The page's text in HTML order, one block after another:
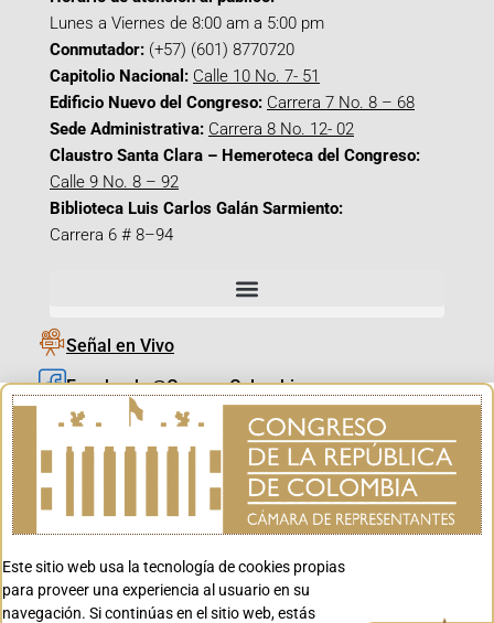
Lunes a Viernes de 8:00 am a 5:00 pm
Conmutador: (+57) (601) 8770720
Capitolio Nacional: Calle 10 No. 7- 51
Edificio Nuevo del Congreso: Carrera 7 No. 8 – 68
Sede Administrativa: Carrera 8 No. 12- 02
Claustro Santa Clara – Hemeroteca del Congreso:
Calle 9 No. 8 – 92
Biblioteca Luis Carlos Galán Sarmiento:
Carrera 6 # 8–94
Señal en Vivo
Facebook_@CamaraColombia
Instagram_@CamaraColombia
X_@CamaraColombia
Youtube_@CamaraColombia
Youtube_@CanalCongreso
Este sitio web usa la tecnología de cookies propias
para proveer una experiencia al usuario en su
navegación. Si continúas en el sitio web, estás